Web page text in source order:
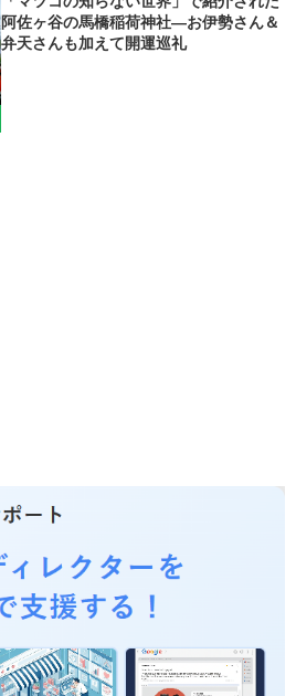
阿佐ヶ谷の馬橋稲荷神社―お伊勢さん＆
弁天さんも加えて開運巡礼